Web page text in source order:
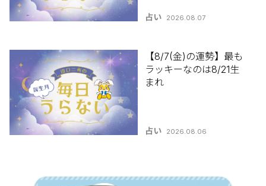
占い 2026.08.07
【8/7(金)の運勢】最も
ラッキーなのは8/21生
まれ
占い 2026.08.06